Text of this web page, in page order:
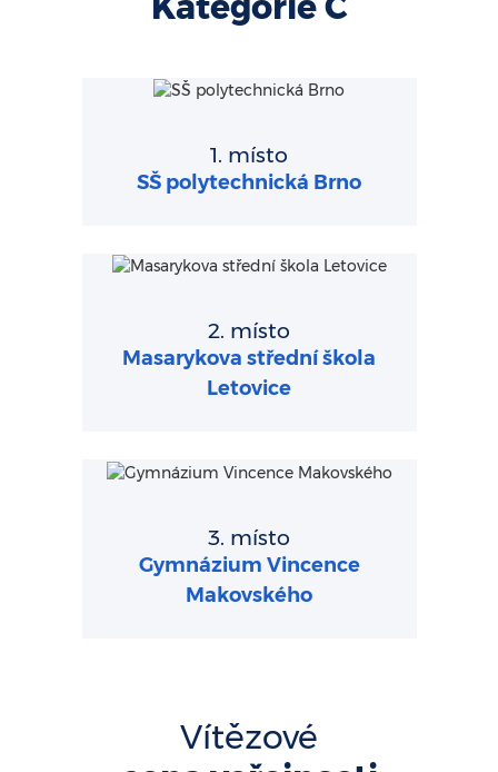
1. místo
SŠ polytechnická Brno
2. místo
Masarykova střední škola
Letovice
3. místo
Gymnázium Vincence
Makovského
Vítězové